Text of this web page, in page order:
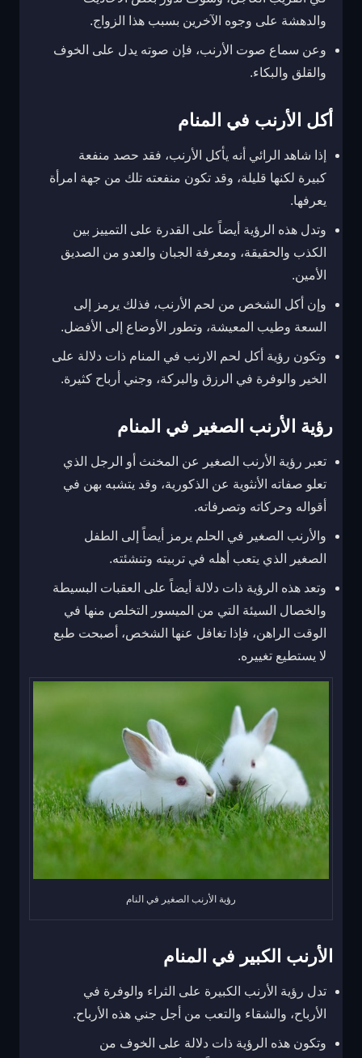
والدهشة على وجوه الآخرين بسبب هذا الزواج.
وعن سماع صوت الأرنب، فإن صوته يدل على الخوف
والقلق والبكاء.
أكل الأرنب في المنام
إذا شاهد الرائي أنه يأكل الأرنب، فقد حصد منفعة
كبيرة لكنها قليلة، وقد تكون منفعته تلك من جهة امرأة
يعرفها.
وتدل هذه الرؤية أيضاً على القدرة على التمييز بين
الكذب والحقيقة، ومعرفة الجبان والعدو من الصديق
الأمين.
وإن أكل الشخص من لحم الأرنب، فذلك يرمز إلى
السعة وطيب المعيشة، وتطور الأوضاع إلى الأفضل.
وتكون رؤية أكل لحم الارنب في المنام ذات دلالة على
الخير والوفرة في الرزق والبركة، وجني أرباح كثيرة.
رؤية الأرنب الصغير في المنام
تعبر رؤية الأرنب الصغير عن المخنث أو الرجل الذي
تعلو صفاته الأنثوية عن الذكورية، وقد يتشبه بهن في
أقواله وحركاته وتصرفاته.
والأرنب الصغير في الحلم يرمز أيضاً إلى الطفل
الصغير الذي يتعب أهله في تربيته وتنشئته.
وتعد هذه الرؤية ذات دلالة أيضاً على العقبات البسيطة
والخصال السيئة التي من الميسور التخلص منها في
الوقت الراهن، فإذا تغافل عنها الشخص، أصبحت طبع
لا يستطيع تغييره.
رؤية الأرنب الصغير في النام
الأرنب الكبير في المنام
تدل رؤية الأرنب الكبيرة على الثراء والوفرة في
الأرباح، والشقاء والتعب من أجل جني هذه الأرباح.
وتكون هذه الرؤية ذات دلالة على الخوف من